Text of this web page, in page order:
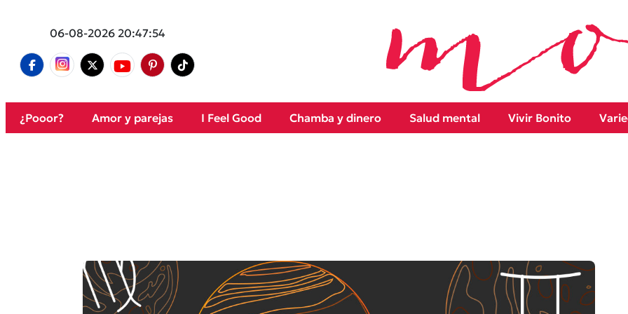
06-08-2026 20:47:54
¿Pooor? Amor y parejas I Feel Good Chamba y dinero Salud mental Vivir Bonito